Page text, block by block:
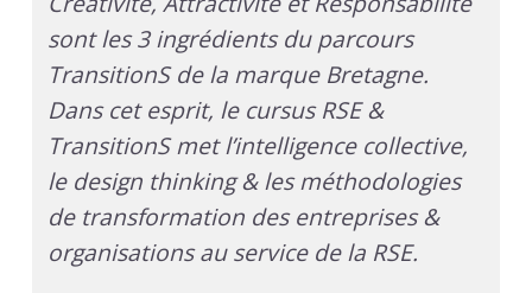
sont les 3 ingrédients du parcours
TransitionS de la marque Bretagne.
Dans cet esprit, le cursus RSE &
TransitionS met l’intelligence collective,
le design thinking & les méthodologies
de transformation des entreprises &
organisations au service de la RSE.